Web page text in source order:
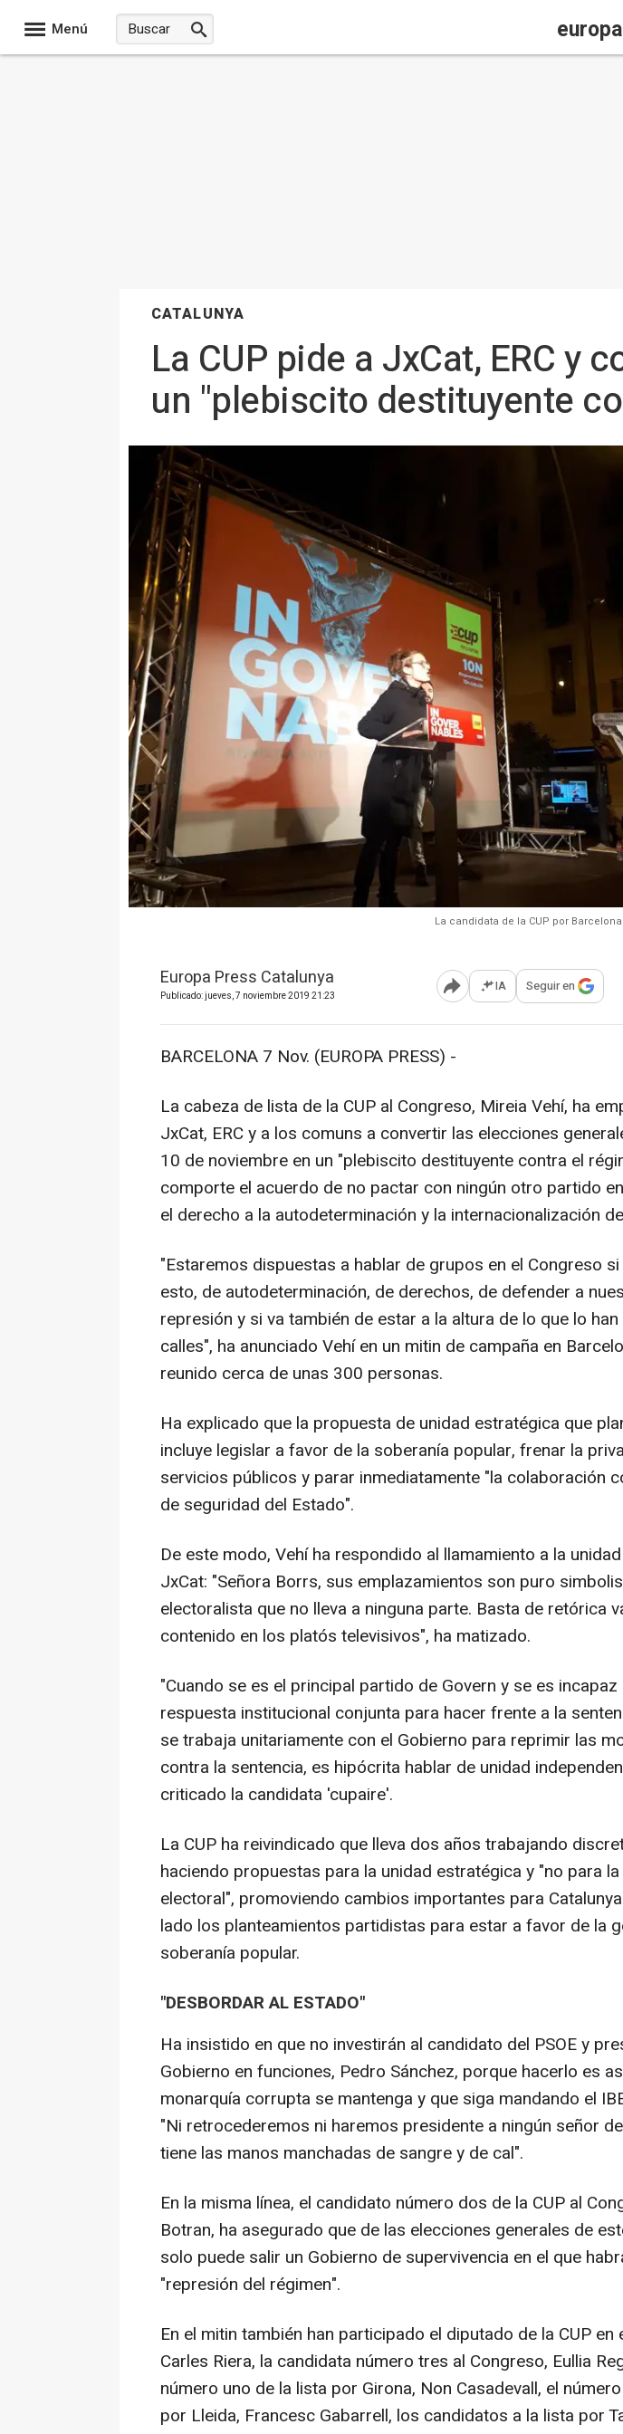
Menú europa
CATALUNYA
La CUP pide a JxCat, ERC y
un "plebiscito destituyente
La candidata de la CUP por
Europa Press Catalunya
Publicado: jueves, 7 noviembre 2019 21:23 Abrir opciones para
IA Seguir en
BARCELONA 7 Nov. (EUROPA PRESS) -
La cabeza de lista de la CUP al Congreso, Mireia Vehí, ha
JxCat, ERC y a los comuns a convertir las elecciones
10 de noviembre en un "plebiscito destituyente contra el
comporte el acuerdo de no pactar con ningún otro partido
el derecho a la autodeterminación y la internacionalización
"Estaremos dispuestas a hablar de grupos en el Congreso
esto, de autodeterminación, de derechos, de defender a
represión y si va también de estar a la altura de lo que lo
calles", ha anunciado Vehí en un mitin de campaña en
reunido cerca de unas 300 personas.
Ha explicado que la propuesta de unidad estratégica que
incluye legislar a favor de la soberanía popular, frenar la
servicios públicos y parar inmediatamente "la colaboración
de seguridad del Estado".
De este modo, Vehí ha respondido al llamamiento a la
JxCat: "Señora Borrs, sus emplazamientos son puro
electoralista que no lleva a ninguna parte. Basta de retórica
contenido en los platós televisivos", ha matizado.
"Cuando se es el principal partido de Govern y se es
respuesta institucional conjunta para hacer frente a la
se trabaja unitariamente con el Gobierno para reprimir las
contra la sentencia, es hipócrita hablar de unidad
criticado la candidata 'cupaire'.
La CUP ha reivindicado que lleva dos años trabajando
haciendo propuestas para la unidad estratégica y "no para
electoral", promoviendo cambios importantes para
lado los planteamientos partidistas para estar a favor de la
soberanía popular.
"DESBORDAR AL ESTADO"
Ha insistido en que no investirán al candidato del PSOE y
Gobierno en funciones, Pedro Sánchez, porque hacerlo es
monarquía corrupta se mantenga y que siga mandando el
"Ni retrocederemos ni haremos presidente a ningún señor
tiene las manos manchadas de sangre y de cal".
En la misma línea, el candidato número dos de la CUP al
Botran, ha asegurado que de las elecciones generales de
solo puede salir un Gobierno de supervivencia en el que
"represión del régimen".
En el mitin también han participado el diputado de la CUP en
Carles Riera, la candidata número tres al Congreso, Eullia
número uno de la lista por Girona, Non Casadevall, el
por Lleida, Francesc Gabarrell, los candidatos a la lista por